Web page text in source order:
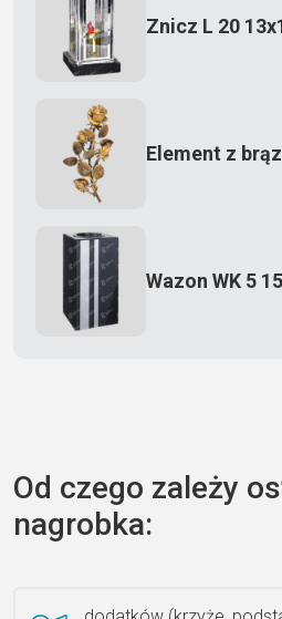
Znicz L 20
Element z
Wazon WK 5
Książka 2
Od czego zależy
nagrobka: